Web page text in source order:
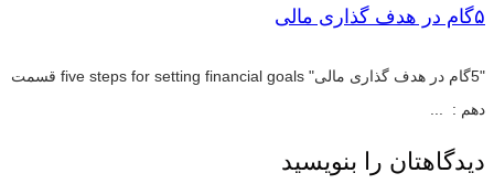
۵گام در هدف گذاری مالی
"5گام در هدف گذاری مالی" five steps for setting financial goals قسمت
دهم : ...
دیدگاهتان را بنویسید